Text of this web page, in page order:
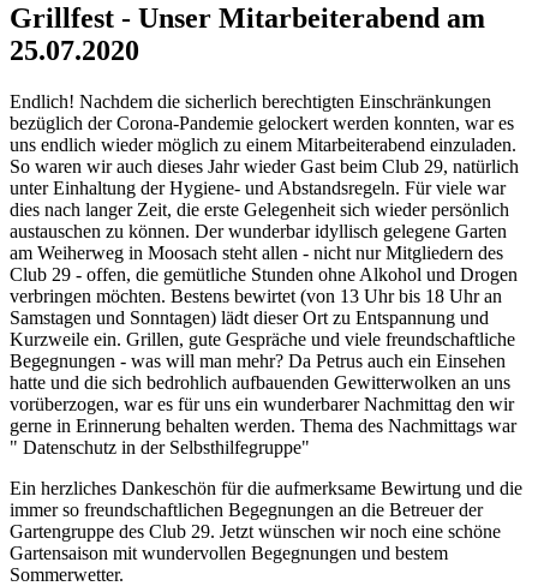
Grillfest - Unser Mitarbeiterabend am
25.07.2020
Endlich! Nachdem die sicherlich berechtigten Einschränkungen
bezüglich der Corona-Pandemie gelockert werden konnten, war es
uns endlich wieder möglich zu einem Mitarbeiterabend einzuladen.
So waren wir auch dieses Jahr wieder Gast beim Club 29, natürlich
unter Einhaltung der Hygiene- und Abstandsregeln. Für viele war
dies nach langer Zeit, die erste Gelegenheit sich wieder persönlich
austauschen zu können. Der wunderbar idyllisch gelegene Garten
am Weiherweg in Moosach steht allen - nicht nur Mitgliedern des
Club 29 - offen, die gemütliche Stunden ohne Alkohol und Drogen
verbringen möchten. Bestens bewirtet (von 13 Uhr bis 18 Uhr an
Samstagen und Sonntagen) lädt dieser Ort zu Entspannung und
Kurzweile ein. Grillen, gute Gespräche und viele freundschaftliche
Begegnungen - was will man mehr? Da Petrus auch ein Einsehen
hatte und die sich bedrohlich aufbauenden Gewitterwolken an uns
vorüberzogen, war es für uns ein wunderbarer Nachmittag den wir
gerne in Erinnerung behalten werden. Thema des Nachmittags war
" Datenschutz in der Selbsthilfegruppe"
Ein herzliches Dankeschön für die aufmerksame Bewirtung und die
immer so freundschaftlichen Begegnungen an die Betreuer der
Gartengruppe des Club 29. Jetzt wünschen wir noch eine schöne
Gartensaison mit wundervollen Begegnungen und bestem
Sommerwetter.